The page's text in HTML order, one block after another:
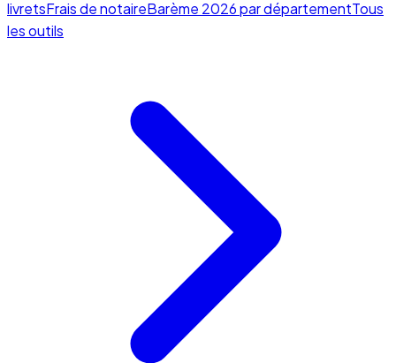
livretsFrais de notaireBarème 2026 par départementTous
les outils